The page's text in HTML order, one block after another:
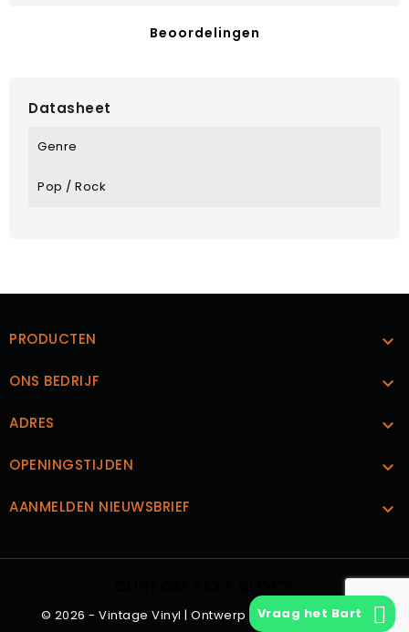
Beoordelingen
Datasheet
Genre
Pop / Rock
PRODUCTEN 
ONS BEDRIJF 
ADRES 
OPENINGSTIJDEN 
AANMELDEN NIEUWSBRIEF 
© 2026 - Vintage Vinyl | Ontwerp en RealisatieBoks.
Vraag het Bart